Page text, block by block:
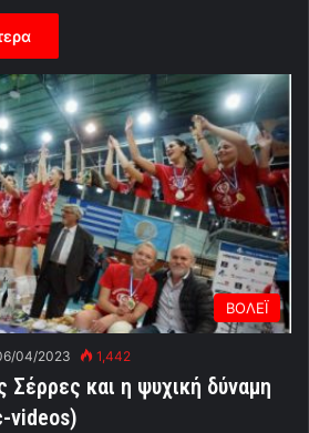
ΒΟΛΕΪ
04/2023 1,442
Σέρρες και η ψυχική δύναμη
videos)